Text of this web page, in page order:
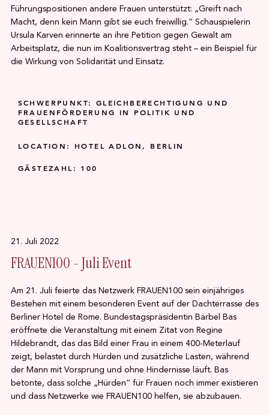
Führungspositionen andere Frauen unterstützt: „Greift nach
Macht, denn kein Mann gibt sie euch freiwillig.“ Schauspielerin
Ursula Karven erinnerte an ihre Petition gegen Gewalt am
Arbeitsplatz, die nun im Koalitionsvertrag steht – ein Beispiel für
die Wirkung von Solidarität und Einsatz.
SCHWERPUNKT: GLEICHBERECHTIGUNG UND
FRAUENFÖRDERUNG IN POLITIK UND
GESELLSCHAFT
LOCATION: HOTEL ADLON, BERLIN
GÄSTEZAHL: 100
21. Juli 2022
FRAUEN100 - Juli Event
Am 21. Juli feierte das Netzwerk FRAUEN100 sein einjähriges
Bestehen mit einem besonderen Event auf der Dachterrasse des
Berliner Hotel de Rome. Bundestagspräsidentin Bärbel Bas
eröffnete die Veranstaltung mit einem Zitat von Regine
Hildebrandt, das das Bild einer Frau in einem 400-Meterlauf
zeigt, belastet durch Hürden und zusätzliche Lasten, während
der Mann mit Vorsprung und ohne Hindernisse läuft. Bas
betonte, dass solche „Hürden“ für Frauen noch immer existieren
und dass Netzwerke wie FRAUEN100 helfen, sie abzubauen.